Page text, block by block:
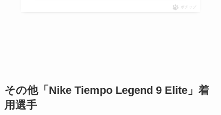
ポチップ
その他「 Nike Tiempo Legend 9 Elite」着
用選手